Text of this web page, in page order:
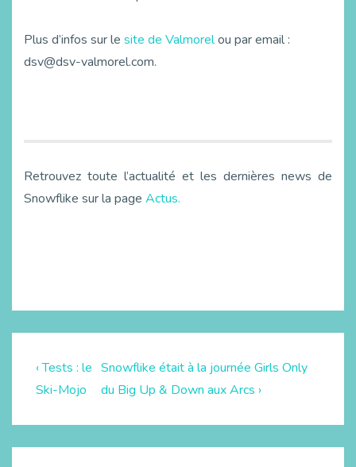
Plus d’infos sur le site de Valmorelou par email :
dsv@dsv-valmorel.com.
Retrouvez toute l’actualité et les dernières news de
Snowflike sur la page Actus.
‹ Tests : le
Ski-Mojo
Snowflike était à la journée Girls Only
du Big Up & Down aux Arcs ›